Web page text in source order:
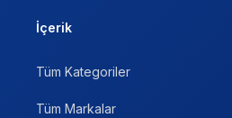
İçerik
Tüm Kategoriler
Tüm Markalar